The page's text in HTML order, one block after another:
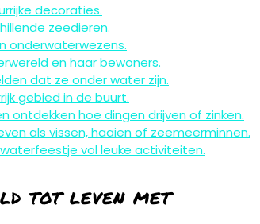
decoraties.
zeedieren.
onderwaterwezens.
en haar bewoners.
dat ze onder water zijn.
gebied in de buurt.
hoe dingen drijven of zinken.
als vissen, haaien of zeemeerminnen.
vol leuke activiteiten.
tot leven met